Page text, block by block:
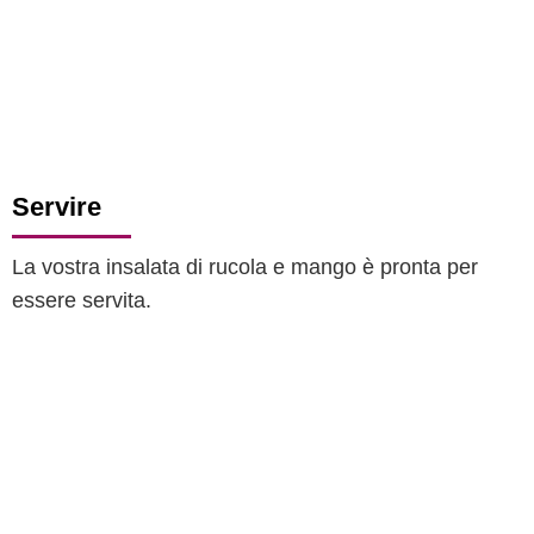
Servire
La vostra insalata di rucola e mango è pronta per
essere servita.